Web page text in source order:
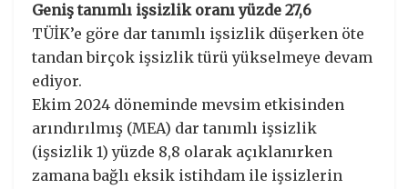
Geniş tanımlı işsizlik oranı yüzde 27,6
TÜİK’e göre dar tanımlı işsizlik düşerken öte
tandan birçok işsizlik türü yükselmeye devam
ediyor.
Ekim 2024 döneminde mevsim etkisinden
arındırılmış (MEA) dar tanımlı işsizlik
(işsizlik 1) yüzde 8,8 olarak açıklanırken
zamana bağlı eksik istihdam ile işsizlerin